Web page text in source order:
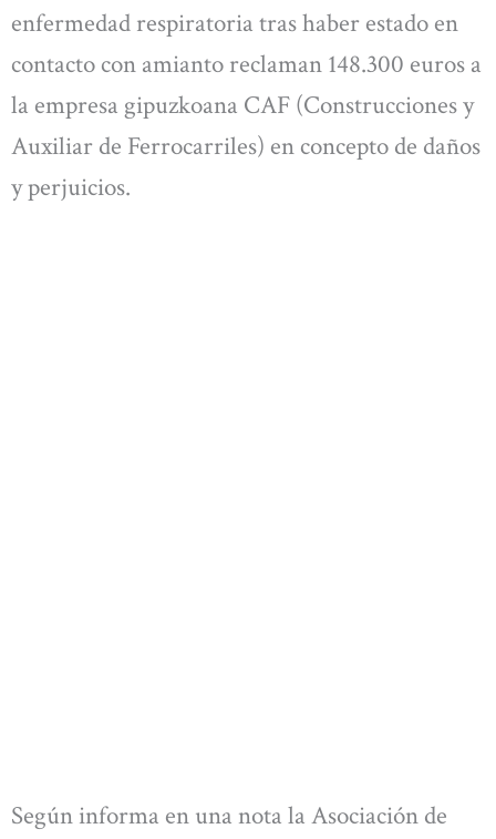
enfermedad respiratoria tras haber estado en
contacto con amianto reclaman 148.300 euros a
la empresa gipuzkoana CAF (Construcciones y
Auxiliar de Ferrocarriles) en concepto de daños
y perjuicios.
Según informa en una nota la Asociación de